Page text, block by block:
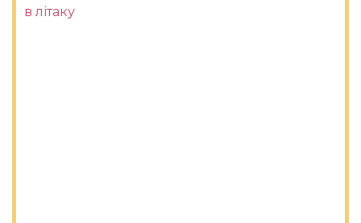
в літаку